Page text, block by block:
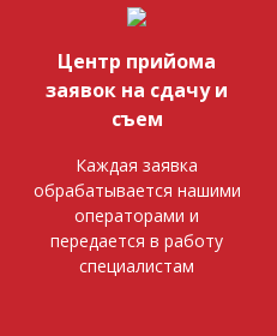
Центр прийома
заявок на сдачу и
съем
Каждая заявка
обрабатывается нашими
операторами и
передается в работу
специалистам